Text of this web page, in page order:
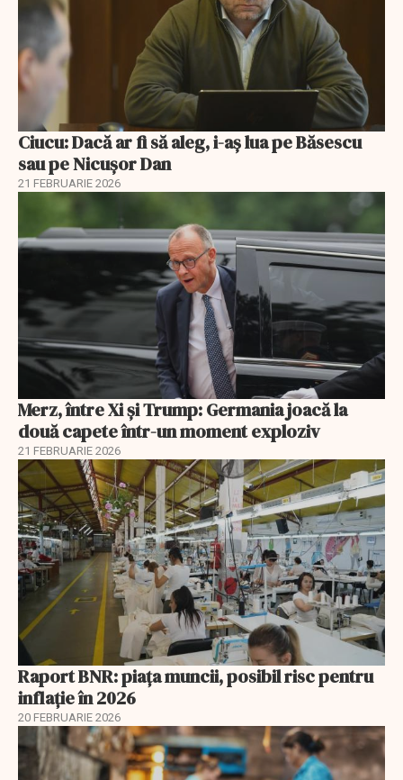
Ciucu: Dacă ar fi să aleg, i-aș lua pe Băsescu
sau pe Nicușor Dan
21 FEBRUARIE 2026
Merz, între Xi și Trump: Germania joacă la
două capete într-un moment exploziv
21 FEBRUARIE 2026
Raport BNR: piața muncii, posibil risc pentru
inflație în 2026
20 FEBRUARIE 2026